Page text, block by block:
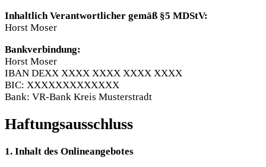
Inhaltlich Verantwortlicher gemäß §5 MDStV:
Horst Moser
Bankverbindung:
Horst Moser
IBAN DEXX XXXX XXXX XXXX XXXX
BIC: XXXXXXXXXXXXX
Bank: VR-Bank Kreis Musterstradt
Haftungsausschluss
1. Inhalt des Onlineangebotes